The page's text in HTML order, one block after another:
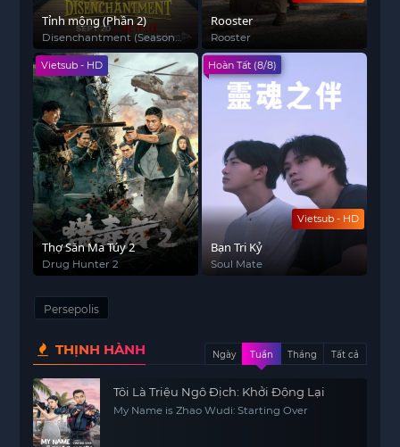
Tỉnh mộng (Phần 2)
Disenchantment (Season
2)
Rooster
Rooster
Vietsub - HD
Thợ Săn Ma Túy 2
Drug Hunter 2
Vietsub - HD
Hoàn Tất (8/8)
Bạn Tri Kỷ
Soul Mate
Persepolis
THỊNH HÀNH Ngày Tuần Tháng Tất cả
Tôi Là Triệu Ngô Địch: Khởi Động Lại
My Name is Zhao Wudi: Starting Over